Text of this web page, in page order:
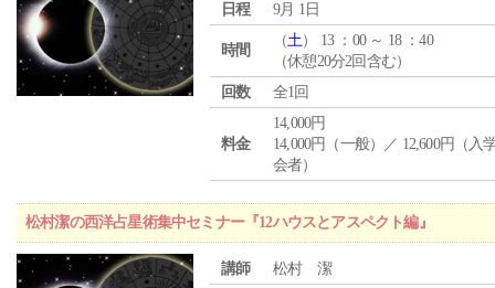
日程
9月 1日
時間
（土） 13 ：00 ～ 18 ：40
（休憩20分2回含む）
回数
全1回
料金
14,000円
14,000円（一般）／ 12,600円（入
会者）
松村潔の西洋占星術集中セミナー『12ハウスとアスペクト編』
講師 松村 潔